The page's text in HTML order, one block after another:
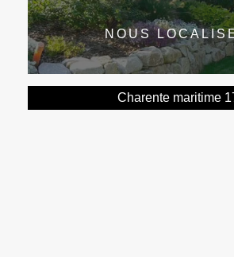
NOUS
Charente maritime